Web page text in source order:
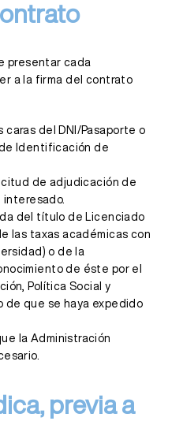
presentar cada
a la firma del contrato
caras del DNI/Pasaporte o
de Identificación de
de adjudicación de
interesado.
del título de Licenciado
las taxas académicas con
o de la
de éste por el
Política Social y
de que se haya expedido
la Administración
previa a